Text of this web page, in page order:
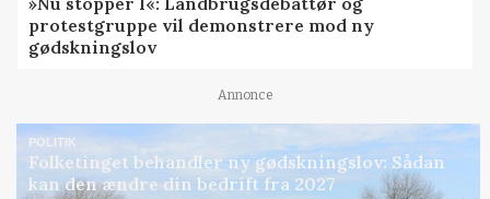
protestgruppe vil demonstrere mod ny
gødskningslov
Annonce
POLITIK
Folketinget behandler ny gødskningslov: Sådan
kan den ændre din bedrift fra 2027